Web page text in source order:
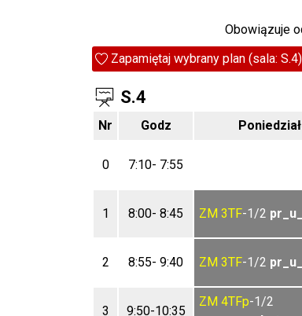
Obowiązuje
Zapamiętaj wybrany plan (sala: S.4)
S.4
Nr Godz
0 7:10- 7:55
1 8:00- 8:45 ZM 3TF-1/2
2 8:55- 9:40 ZM 3TF-1/2
3 9:50-10:35
ZM 4TFp-1/2